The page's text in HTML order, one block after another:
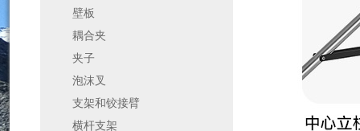
壁板
耦合夹
夹子
泡沫叉
支架和铰接臂
横杆支架